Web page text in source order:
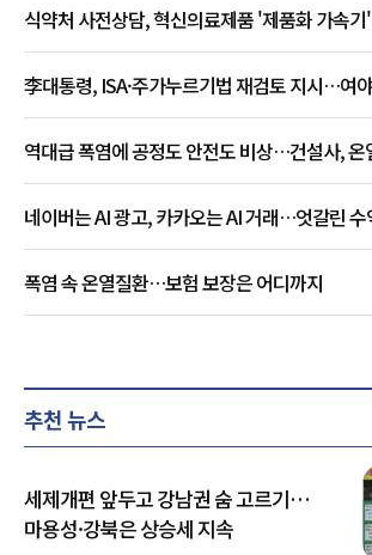
식약처 사전상담, 혁신의료제품 '제품화 가속
李대통령, ISA·주가누르기법 재검토 지시…여
역대급 폭염에 공정도 안전도 비상…건설사, 온
네이버는 AI 광고, 카카오는 AI 거래…엇갈린 수
폭염 속 온열질환…보험 보장은 어디까지
추천 뉴스
세제개편 앞두고 강남권 숨 고르기…
마용성·강북은 상승세 지속